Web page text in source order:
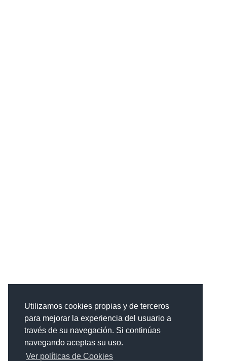
Utilizamos cookies propias y de terceros
para mejorar la experiencia del usuario a
través de su navegación. Si continúas
navegando aceptas su uso.
Ver políticas de Cookies